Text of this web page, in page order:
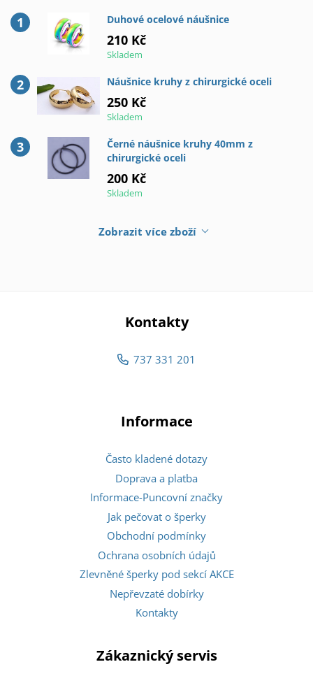
Duhové ocelové náušnice
210 Kč
Skladem
Náušnice kruhy z chirurgické oceli
250 Kč
Skladem
Černé náušnice kruhy 40mm z
chirurgické oceli
200 Kč
Skladem
Zobrazit více zboží
Kontakty
737 331 201
Informace
Často kladené dotazy
Doprava a platba
Informace-Puncovní značky
Jak pečovat o šperky
Obchodní podmínky
Ochrana osobních údajů
Zlevněné šperky pod sekcí AKCE
Nepřevzaté dobírky
Kontakty
Zákaznický servis